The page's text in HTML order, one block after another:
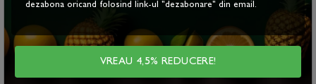
naturale, fără aditivi sau conservanți, păstrându-și
intacte gustul și proprietățile nutritive.
Recomandări și afecțiuni:
dezabona oricand folosind link-ul "dezabonare" din email.
VREAU 4,5% REDUCERE!